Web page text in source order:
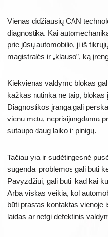
Vienas didžiausių CAN
diagnostika. Kai
prie jūsų automobilio, ji iš
magistralės ir „klauso”, ką
Kiekvienas valdymo blokas
kažkas nutinka ne taip, blokas
Diagnostikos įranga gali
vienu metu, neprisijungdama
sutaupo daug laiko ir pinigų.
Tačiau yra ir sudėtingesnė
sugenda, problemos gali būti
Pavyzdžiui, gali būti, kad kai
Arba viskas veikia, kol
būti prastas kontaktas vienoje
laidas ar netgi defektinis